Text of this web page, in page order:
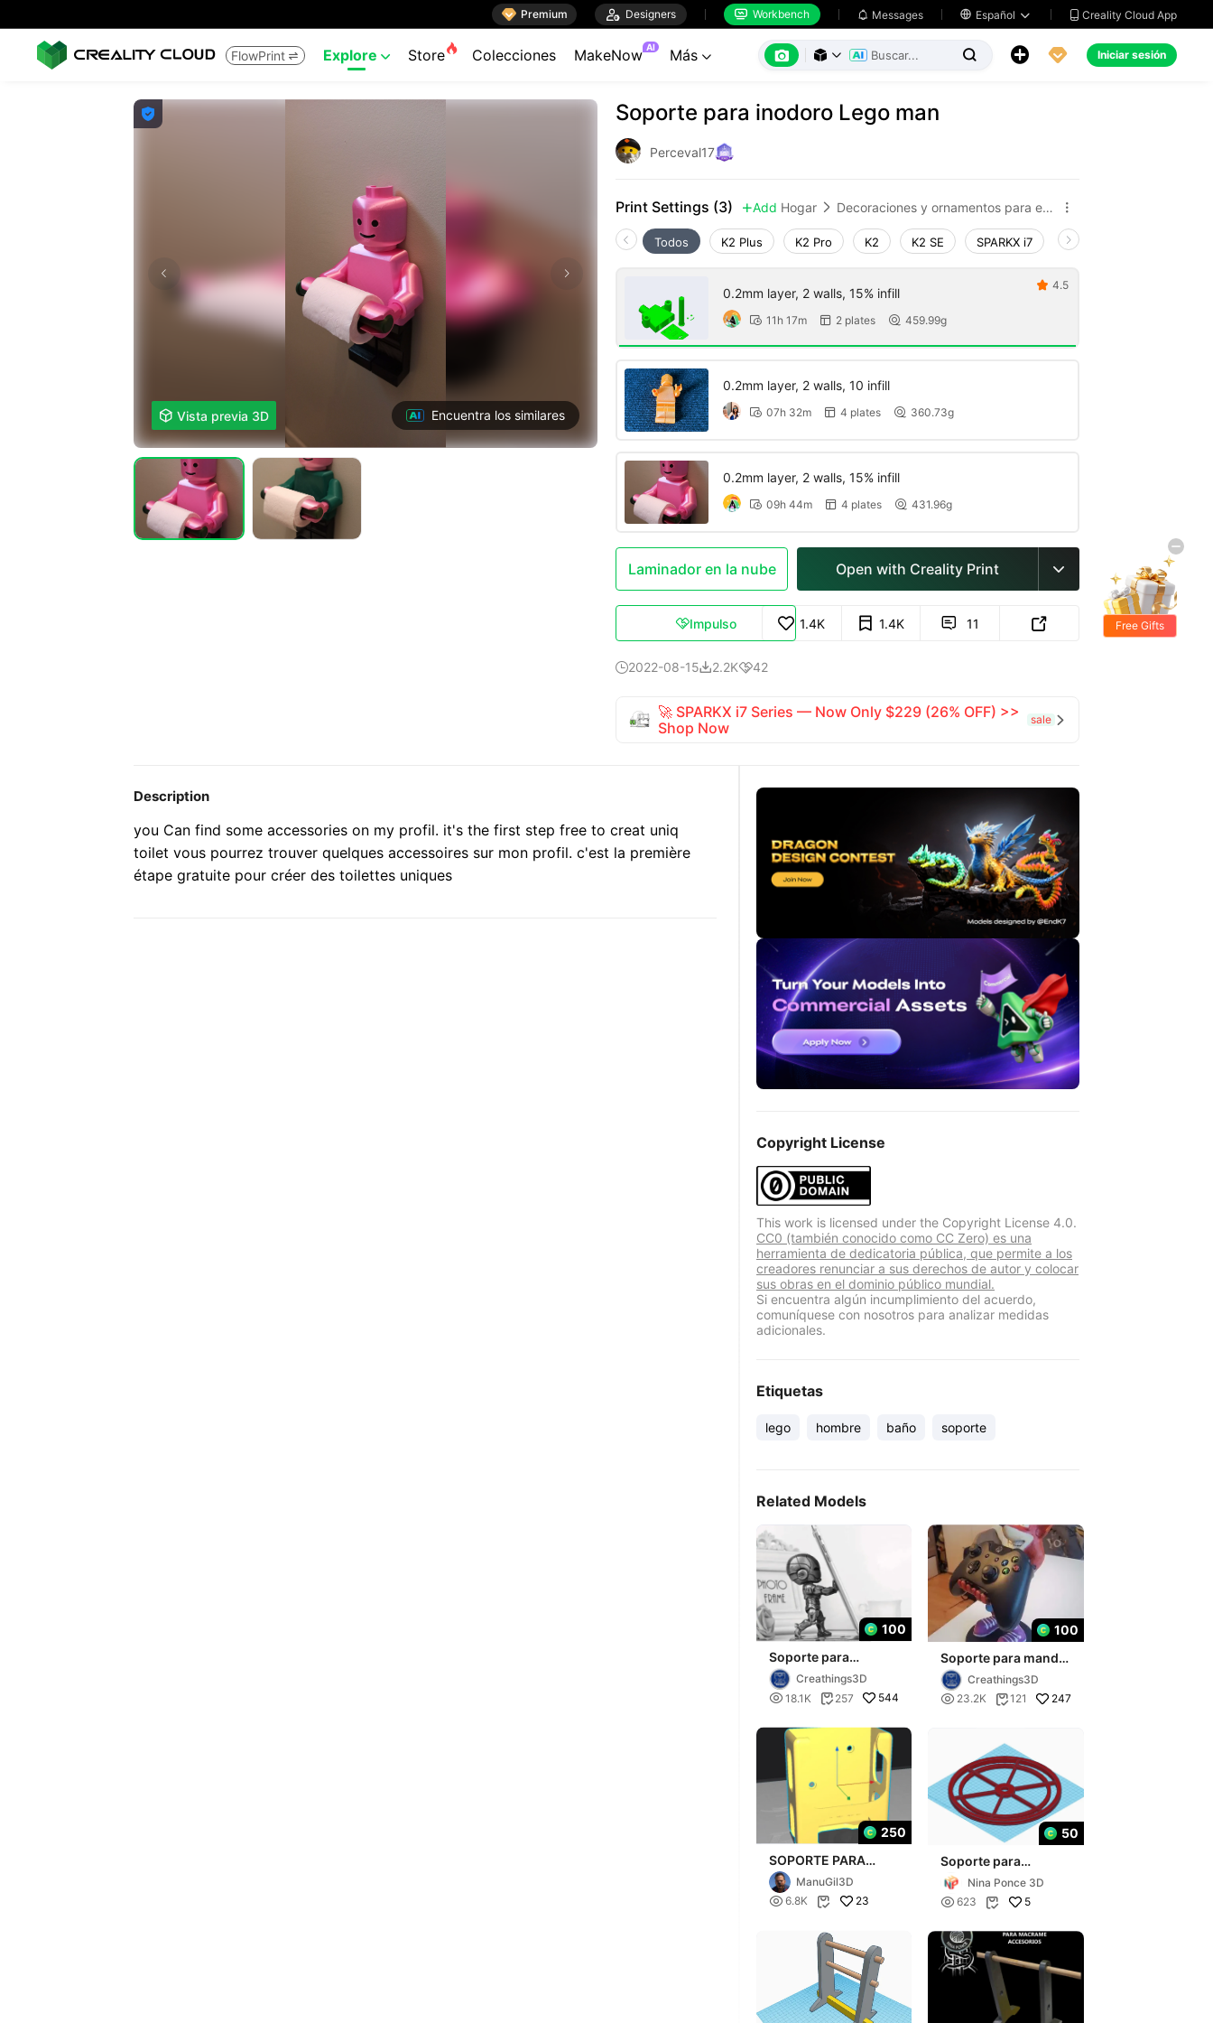
 Premium  Designers  Workbench  Messages  Español   Creality Cloud App
FlowPrint  Explore  Store Colecciones MakeNow AI Más        Iniciar sesión

 Vista previa 3D Encuentra los similares
Soporte para inodoro Lego man
Perceval17
Print Settings (3) Add Hogar  Decoraciones y ornamentos para el hogar 
Todos K2 Plus K2 Pro K2 K2 SE SPARKX i7 Creality Hi
0.2mm layer, 2 walls, 15% infill
 11h 17m  2 plates  459.99g
 4.5
0.2mm layer, 2 walls, 10 infill
 07h 32m  4 plates  360.73g
0.2mm layer, 2 walls, 15% infill
 09h 44m  4 plates  431.96g
Laminador en la nube Open with Creality Print 
Impulso 1.4K 1.4K  11 
2022-08-152.2K42
🚀 SPARKX i7 Series — Now Only $229 (26% OFF) >>
Shop Now
sale 
Description
you Can find some accessories on my profil. it's the first step free to creat uniq
toilet vous pourrez trouver quelques accessoires sur mon profil. c'est la première
étape gratuite pour créer des toilettes uniques
Copyright License
This work is licensed under the Copyright License 4.0.
CC0 (también conocido como CC Zero) es una
herramienta de dedicatoria pública, que permite a los
creadores renunciar a sus derechos de autor y colocar
sus obras en el dominio público mundial.
Si encuentra algún incumplimiento del acuerdo,
comuníquese con nosotros para analizar medidas
adicionales.
Etiquetas
lego hombre baño soporte
Related Models
100
Soporte para
teléfono Ironman
Creathings3D
 18.1K  257 544
100
Soporte para mando
Crash Bandicoot
Creathings3D
 23.2K 121 247
250
SOPORTE PARA
COLOCAR MANDO
DE SAMSUNG TV
ManuGil3D
 6.8K  23
50
Soporte para
Lampara Macrame
DobleNina Ponce 3D
 623  5
Free Gifts